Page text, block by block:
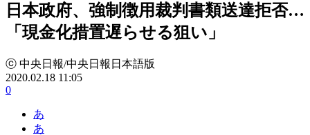
日本政府、強制徴用裁判書類送達拒否…
「現金化措置遅らせる狙い」
ⓒ 中央日報/中央日報日本語版
2020.02.18 11:05
0
あ
あ